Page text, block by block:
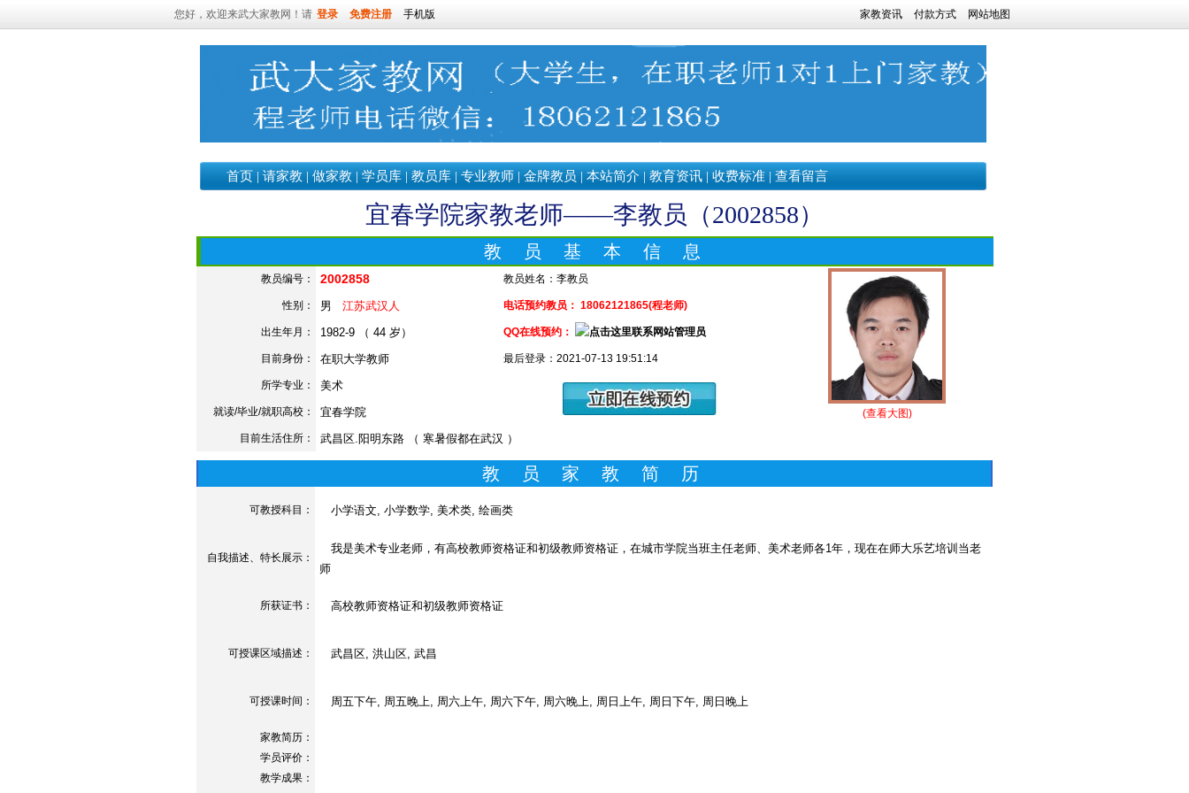
您好，欢迎来武大家教网！请 登录 免费注册 手机版 家教资讯 付款方式 网站地图
首页 | 请家教 | 做家教 | 学员库 | 教员库 | 专业教师 | 金牌教员 | 本站简介 | 教育资讯 | 收费标准 | 查看留言
宜春学院家教老师——李教员（2002858）
教 员 基 本 信 息
教员编号： 2002858 教员姓名： 李教员
(查看大图)
性别： 男 江苏武汉人 电话预约教员： 18062121865(程老师)
出生年月： 1982-9 （ 44 岁） QQ在线预约：
目前身份： 在职大学教师 最后登录：2021-07-13 19:51:14
所学专业： 美术
就读/毕业/就职高校： 宜春学院
目前生活住所： 武昌区.阳明东路 （ 寒暑假都在武汉 ）
教 员 家 教 简 历
可教授科目： 小学语文, 小学数学, 美术类, 绘画类
自我描述、特长展示 ：
我是美术专业老师，有高校教师资格证和初级教师资格证，在城市学院当班主任老师、美术老师各1年，现在在师大乐艺培训当老
师
所获证书 ： 高校教师资格证和初级教师资格证
可授课区域描述： 武昌区, 洪山区, 武昌
可授课时间： 周五下午, 周五晚上, 周六上午, 周六下午, 周六晚上, 周日上午, 周日下午, 周日晚上
家教简历：
学员评价：
教学成果：